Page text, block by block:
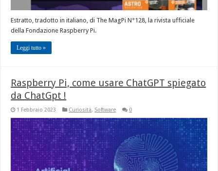
Estratto, tradotto in italiano, di The MagPi N°128, la rivista ufficiale
della Fondazione Raspberry Pi.
Leggi tutto »
Raspberry Pi, come usare ChatGPT spiegato
da ChatGpt !
1 Febbraio 2023 Curiosità, Software 0